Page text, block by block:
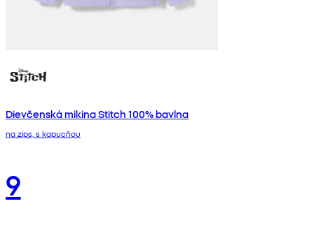
Dievčenská mikina Stitch 100% bavlna
na zips, s kapucňou
9